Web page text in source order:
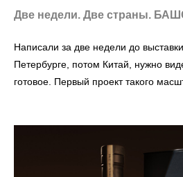
Две недели. Две страны.
Написали за две недели до
Петербурге, потом Китай, нужно
готовое. Первый проект такого